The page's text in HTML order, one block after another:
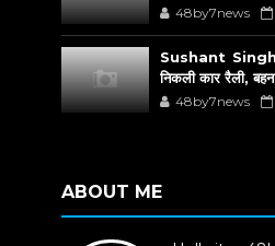
48by7news
Sushant Singh
निकली कार रैली,
48by7news
ABOUT ME